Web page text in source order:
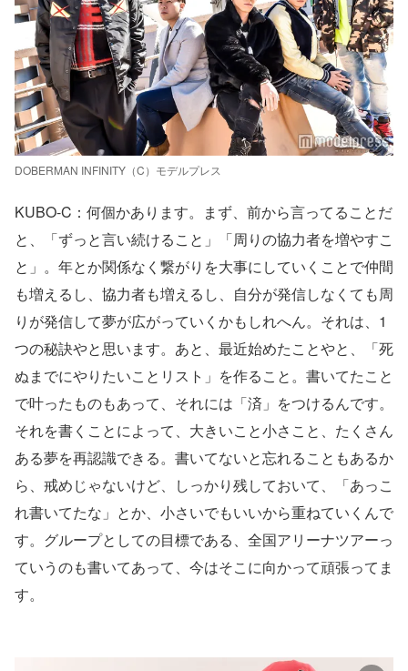
DOBERMAN INFINITY（C）モデルプレス
KUBO-C：何個かあります。まず、前から言ってることだ
と、「ずっと言い続けること」「周りの協力者を増やすこ
と」。年とか関係なく繋がりを大事にしていくことで仲間
も増えるし、協力者も増えるし、自分が発信しなくても周
りが発信して夢が広がっていくかもしれへん。それは、1
つの秘訣やと思います。あと、最近始めたことやと、「死
ぬまでにやりたいことリスト」を作ること。書いてたこと
で叶ったものもあって、それには「済」をつけるんです。
それを書くことによって、大きいこと小さこと、たくさん
ある夢を再認識できる。書いてないと忘れることもあるか
ら、戒めじゃないけど、しっかり残しておいて、「あっこ
れ書いてたな」とか、小さいでもいいから重ねていくんで
す。グループとしての目標である、全国アリーナツアーっ
ていうのも書いてあって、今はそこに向かって頑張ってま
す。